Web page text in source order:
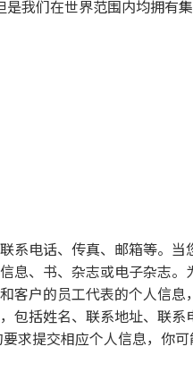
我们在世界范围内均拥有
电话、传真、邮箱等。当
息、书、杂志或电子杂志。
客户的员工代表的个人信息
包括姓名、联系地址、联系
求提交相应个人信息，你可